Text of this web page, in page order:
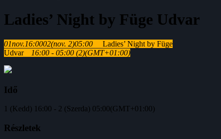
Ladies’ Night by Füge Udvar
01nov.16:0002(nov. 2)05:00
Ladies’ Night by Füge
Udvar
16:00 - 05:00 (2)(GMT+01:00)
Idő
1 (Kedd) 16:00 - 2 (Szerda) 05:00(GMT+01:00)
Részletek